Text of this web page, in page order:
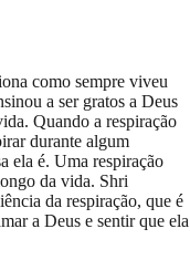
como sempre viveu
a ser gratos a Deus
Quando a respiração
durante algum
ela é. Uma respiração
da vida. Shri
da respiração, que é
a Deus e sentir que ela